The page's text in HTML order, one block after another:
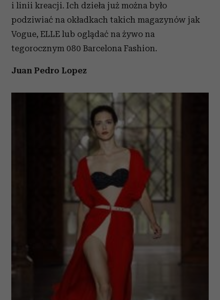
i linii kreacji. Ich dzieła już można było
podziwiać na okładkach takich magazynów jak
Vogue, ELLE lub oglądać na żywo na
tegorocznym 080 Barcelona Fashion.
Juan Pedro Lopez